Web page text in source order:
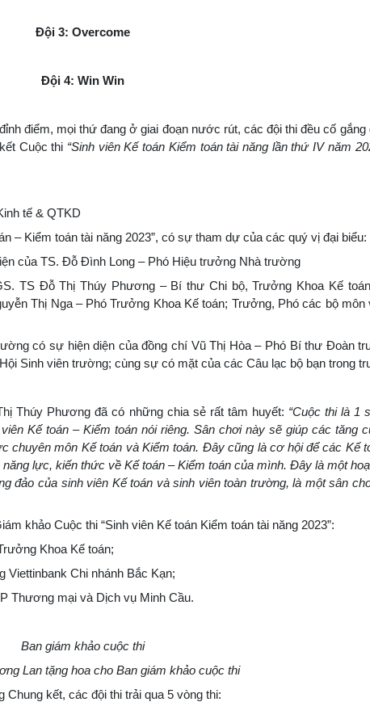
Đội 3: Overcome
Đội 4: Win Win
điểm, mọi thứ đang ở giai đoạn nước rút, các đội thi đều cố gắng
Cuộc thi “Sinh viên Kế toán Kiểm toán tài năng lần thứ IV năm
tế & QTKD
– Kiểm toán tài năng 2023”, có sự tham dự của các quý vị đại biểu:
của TS. Đỗ Đình Long – Phó Hiệu trưởng Nhà trường
TS Đỗ Thị Thúy Phương – Bí thư Chi bộ, Trưởng Khoa Kế
Thị Nga – Phó Trưởng Khoa Kế toán; Trưởng, Phó các bộ môn
có sự hiện diện của đồng chí Vũ Thị Hòa – Phó Bí thư Đoàn
Sinh viên trường; cùng sự có mặt của các Câu lạc bộ bạn trong
Thúy Phương đã có những chia sẻ rất tâm huyết: “Cuộc thi là 1
Kế toán – Kiểm toán nói riêng. Sân chơi này sẽ giúp các tăng
chuyên môn Kế toán và Kiểm toán. Đây cũng là cơ hội để các Kế
lực, kiến thức về Kế toán – Kiểm toán của mình. Đây là một
đảo của sinh viên Kế toán và sinh viên toàn trường, là một sân
khảo Cuộc thi “Sinh viên Kế toán Kiểm toán tài năng 2023”:
Khoa Kế toán;
Chi nhánh Bắc Kạn;
Thương mại và Dịch vụ Minh Cầu.
Ban giám khảo cuộc thi
Lan tặng hoa cho Ban giám khảo cuộc thi
Chung kết, các đội thi trải qua 5 vòng thi: